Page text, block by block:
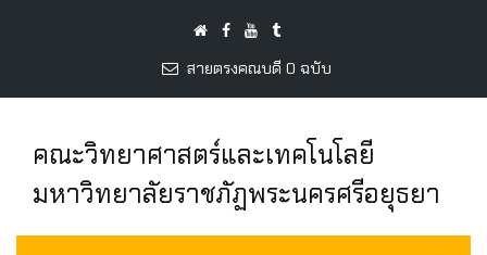
สายตรงคณบดี 0 ฉบับ
คณะวิทยาศาสตร์และเทคโนโลยี
มหาวิทยาลัยราชภัฏพระนครศรีอยุธยา